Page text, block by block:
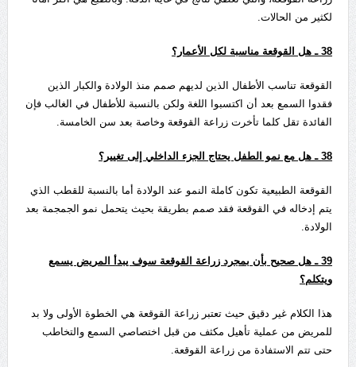
لكثير من الحالات.
38ـ هل القوقعة مناسبة لكل الأعمار؟
القوقعة تناسب الأطفال الذين لديهم صمم منذ الولادة والكبار الذين
فقدوا السمع بعد أن اكتسبوا اللغة ولكن بالنسبة للأطفال في الغالب فإن
الفائدة تقل كلما تأخرت زراعة القوقعة وخاصة بعد سن الخامسة.
38ـ هل مع نمو الطفل يحتاج الجزء الداخلي إلى تغيير؟
القوقعة الطبيعية تكون كاملة النمو عند الولادة أما بالنسبة للقطب الذي
يتم إدخاله في القوقعة فقد صمم بطريقة بحيث يتحمل نمو الجمجمة بعد
الولادة.
39ـ هل صحيح بأن بمجرد زراعة القوقعة سوف يبدأ المريض يسمع
ويتكلم؟
هذا الكلام غير دقيق حيث تعتبر زراعة القوقعة هي الخطوة الأولى ولا بد
للمريض من عملية تأهيل مكثف من قبل اختصاصي السمع والتخاطب
حتى تتم الاستفادة من زراعة القوقعة.